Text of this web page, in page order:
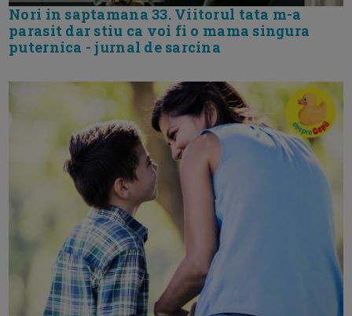
Nori in saptamana 33. Viitorul tata m-a
parasit dar stiu ca voi fi o mama singura
puternica - jurnal de sarcina